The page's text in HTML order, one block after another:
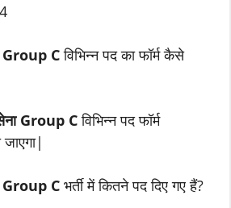
Group Cविभिन्न पद का फॉर्म कैसे
Group Cविभिन्न पद फॉर्म
Group C भर्ती में कितने पद दिए गए हैं?